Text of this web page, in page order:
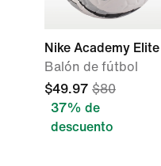
Nike Academy Elite
Balón de fútbol
$49.97 $80
37% de
descuento